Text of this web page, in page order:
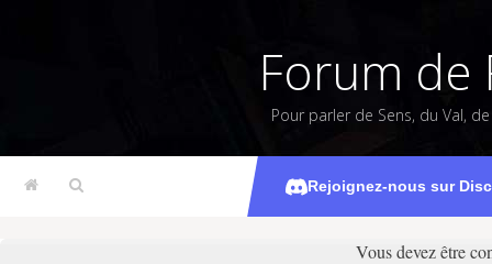
Forum de
Pour parler de Sens, du Val,
Rejoignez-nous sur
Vous devez être